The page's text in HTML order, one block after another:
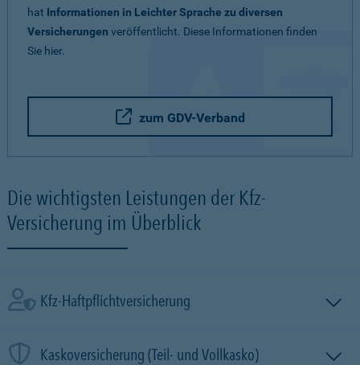
hat Informationen in Leichter Sprache zu diversen
Versicherungen veröffentlicht. Diese Informationen finden
Sie hier.
zum GDV-Verband
Die wichtigsten Leistungen der Kfz-
Versicherung im Überblick
Kfz-Haftpflichtversicherung
Kaskoversicherung (Teil- und Vollkasko)